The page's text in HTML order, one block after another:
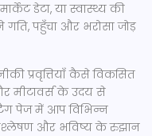
डेटा, या स्वास्थ्य की
पहुँचा और भरोसा जोड़
प्रवृत्तियाँ कैसे विकसित
मीटावर्स के उदय से
पेज में आप विभिन्न
और भविष्य के रुझान